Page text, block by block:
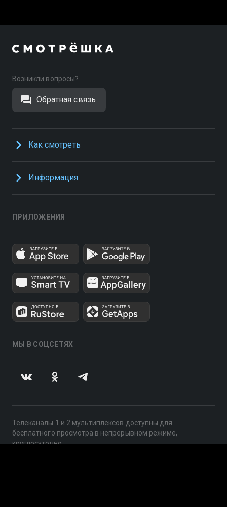
Возникли вопросы?
Обратная связь
Как смотреть
Информация
ПРИЛОЖЕНИЯ
МЫ В СОЦСЕТЯХ
Телеканалы 1 и 2 мультиплексов доступны для
бесплатного просмотра в непрерывном режиме,
круглосуточно.